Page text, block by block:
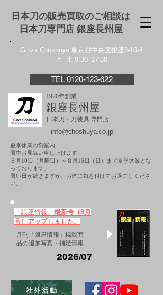
日本刀の販売買取のご相談は
日本刀専門店 銀座⻑州屋
Ginza Choshuya 東京都中央区銀座3-10-4
月–土 9:30–17:30
TEL 0120-123-622
1970年創業
銀座長州屋
日本刀・刀装具 専門店
info@choshuya.co.jp
夏季休業の御案内
暑中お見舞い申し上げます。
８月10日（月曜日）～８月16日（日）まで夏季休業とな
っております。
​暑い日が続きますが、お体に気を付けてお過ごしくださ
い。
「銀座情報」 最新号（8月
号）アップしました。
月刊「銀座情報」掲載商
品の追加写真・補足情報
2026/07
社外活動